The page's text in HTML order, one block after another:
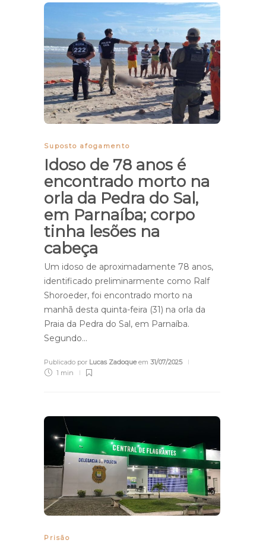
Suposto afogamento
Idoso de 78 anos é
encontrado morto na
orla da Pedra do Sal,
em Parnaíba; corpo
tinha lesões na
cabeça
Um idoso de aproximadamente 78 anos,
identificado preliminarmente como Ralf
Shoroeder, foi encontrado morto na
manhã desta quinta-feira (31) na orla da
Praia da Pedra do Sal, em Parnaíba.
Segundo…
Publicado por Lucas Zadoqueem 31/07/2025
1 min
Prisão